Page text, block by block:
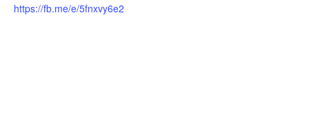
https://fb.me/e/5fnxvy6e2